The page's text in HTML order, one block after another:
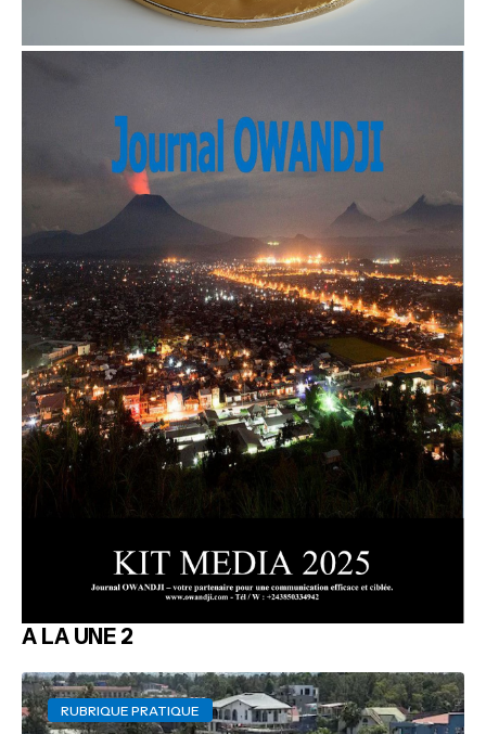
A LA UNE 2
RUBRIQUE PRATIQUE